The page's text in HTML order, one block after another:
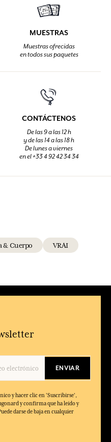
MUESTRAS
Muestras ofrecidas
en todos sus paquetes
CONTÁCTENOS
De las 9 a las 12 h
y de las 14 a las 18 h
De lunes a viernes
en el +33 4 92 42 34 34
& Cuerpo VRAI
ENVIAR
y hacer clic en 'Suscribirse',
y confirma que ha leído y
darse de baja en cualquier